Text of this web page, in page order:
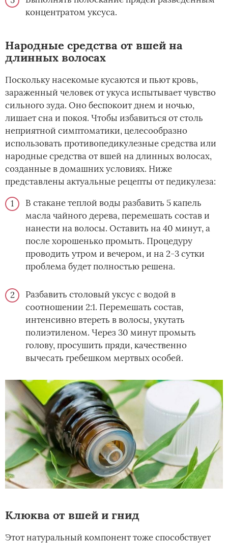
концентратом уксуса.
Народные средства от вшей на
длинных волосах
Поскольку насекомые кусаются и пьют кровь,
зараженный человек от укуса испытывает чувство
сильного зуда. Оно беспокоит днем и ночью,
лишает сна и покоя. Чтобы избавиться от столь
неприятной симптоматики, целесообразно
использовать противопедикулезные средства или
народные средства от вшей на длинных волосах,
созданные в домашних условиях. Ниже
представлены актуальные рецепты от педикулеза:
В стакане теплой воды разбавить 5 капель
масла чайного дерева, перемешать состав и
нанести на волосы. Оставить на 40 минут, а
после хорошенько промыть. Процедуру
проводить утром и вечером, и на 2-3 сутки
проблема будет полностью решена.
Разбавить столовый уксус с водой в
соотношении 2:1. Перемешать состав,
интенсивно втереть в волосы, укутать
полиэтиленом. Через 30 минут промыть
голову, просушить пряди, качественно
вычесать гребешком мертвых особей.
Клюква от вшей и гнид
Этот натуральный компонент тоже способствует